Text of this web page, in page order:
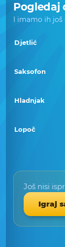
Pogledaj
I imamo ih još
Djetlić
Saksofon
Hladnjak
Lopoč
Još nisi
Igraj